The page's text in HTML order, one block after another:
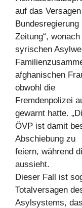
auf das
Zeitung“,
syrischen
afghanischen
obwohl die
Fremdenpolizei
gewarnt hatte.
ÖVP ist damit
Abschiebung zu
feiern, während
aussieht.
Dieser Fall ist
Totalversagen
Asylsystems,